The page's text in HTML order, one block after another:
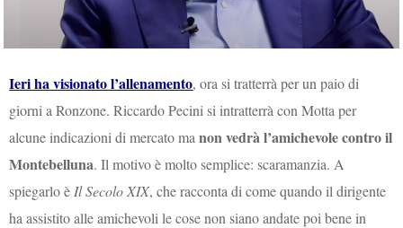
Ieri ha visionato l’allenamento, ora si tratterrà per un paio di
giorni a Ronzone. Riccardo Pecini si intratterrà con Motta per
alcune indicazioni di mercato manon vedrà l’amichevole contro il
Montebelluna. Il motivo è molto semplice: scaramanzia. A
spiegarlo è Il Secolo XIX, che racconta di come quando il dirigente
ha assistito alle amichevoli le cose non siano andate poi bene in